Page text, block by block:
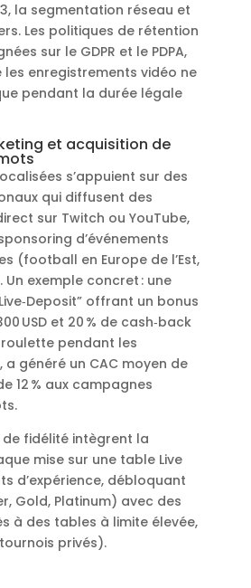
la segmentation réseau et
Les politiques de rétention
sur le GDPR et le PDPA,
enregistrements vidéo ne
pendant la durée légale
et acquisition de
s’appuient sur des
qui diffusent des
sur Twitch ou YouTube,
d’événements
(football en Europe de l’Est,
Un exemple concret : une
offrant un bonus
USD et 20 % de cash‑back
pendant les
a généré un CAC moyen de
12 % aux campagnes
fidélité intègrent la
mise sur une table Live
d’expérience, débloquant
Gold, Platinum) avec des
à des tables à limite élevée,
privés).